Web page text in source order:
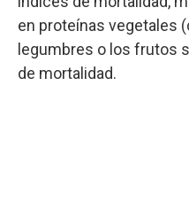
en proteínas vegetales
legumbres o los frutos
de mortalidad.